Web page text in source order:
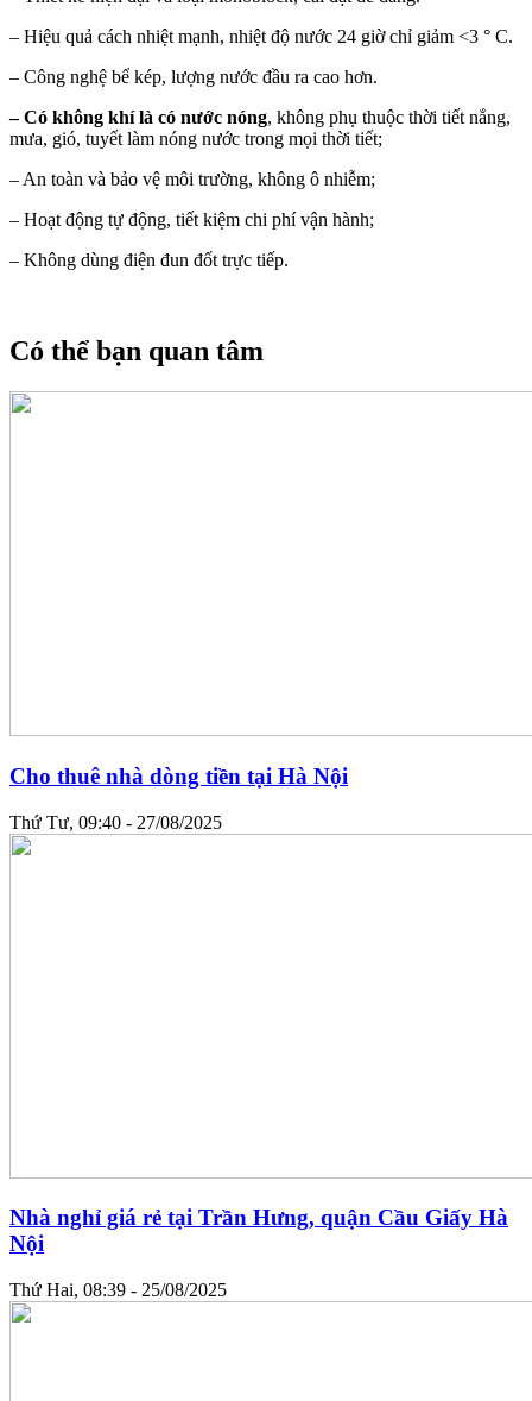
– Hiệu quả cách nhiệt mạnh, nhiệt độ nước 24 giờ chỉ giảm <3 ° C.
– Công nghệ bể kép, lượng nước đầu ra cao hơn.
–Có không khí là có nước nóng, không phụ thuộc thời tiết nắng,
mưa, gió, tuyết làm nóng nước trong mọi thời tiết;
– An toàn và bảo vệ môi trường, không ô nhiễm;
– Hoạt động tự động, tiết kiệm chi phí vận hành;
– Không dùng điện đun đốt trực tiếp.
Có thể bạn quan tâm
Cho thuê nhà dòng tiền tại Hà Nội
Thứ Tư, 09:40 - 27/08/2025
Nhà nghỉ giá rẻ tại Trần Hưng, quận Cầu Giấy Hà
Nội
Thứ Hai, 08:39 - 25/08/2025